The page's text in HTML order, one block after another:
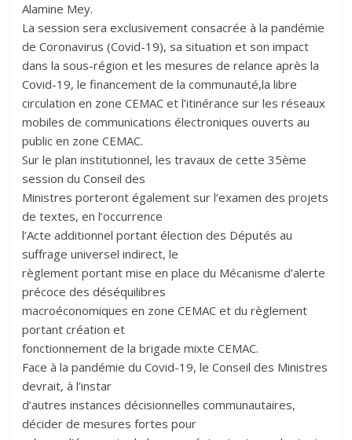
Alamine Mey.
La session sera exclusivement consacrée à la pandémie
de Coronavirus (Covid-19), sa situation et son impact
dans la sous-région et les mesures de relance après la
Covid-19, le financement de la communauté,la libre
circulation en zone CEMAC et l’itinérance sur les réseaux
mobiles de communications électroniques ouverts au
public en zone CEMAC.
Sur le plan institutionnel, les travaux de cette 35ème
session du Conseil des
Ministres porteront également sur l’examen des projets
de textes, en l’occurrence
l’Acte additionnel portant élection des Députés au
suffrage universel indirect, le
règlement portant mise en place du Mécanisme d’alerte
précoce des déséquilibres
macroéconomiques en zone CEMAC et du règlement
portant création et
fonctionnement de la brigade mixte CEMAC.
Face à la pandémie du Covid-19, le Conseil des Ministres
devrait, à l’instar
d’autres instances décisionnelles communautaires,
décider de mesures fortes pour